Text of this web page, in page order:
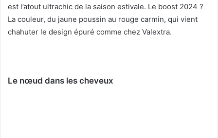
est l’atout ultrachic de la saison estivale. Le boost 2024 ?
La couleur, du jaune poussin au rouge carmin, qui vient
chahuter le design épuré comme chez Valextra.
Le nœud dans les cheveux